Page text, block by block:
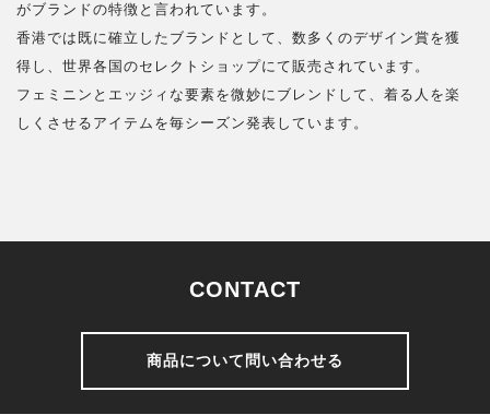
がブランドの特徴と言われています。
香港では既に確立したブランドとして、数多くのデザイン賞を獲
得し、世界各国のセレクトショップにて販売されています。
フェミニンとエッジィな要素を微妙にブレンドして、着る人を楽
しくさせるアイテムを毎シーズン発表しています。
CONTACT
商品について問い合わせる